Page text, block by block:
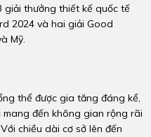
giải thưởng thiết kế quốc tế
2024 và hai giải Good
Mỹ.
thể được gia tăng đáng kể,
đến không gian rộng rãi
chiều dài cơ sở lên đến